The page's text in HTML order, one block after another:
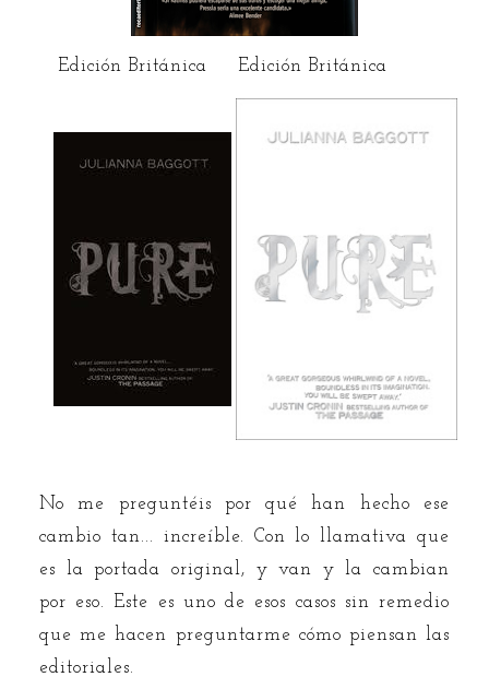
Edición Británica Edición Británica
No me preguntéis por qué han hecho ese
cambio tan... increíble. Con lo llamativa que
es la portada original, y van y la cambian
por eso. Este es uno de esos casos sin remedio
que me hacen preguntarme cómo piensan las
editoriales.